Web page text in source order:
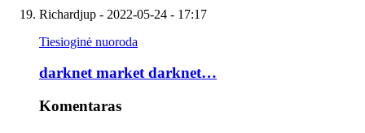
Richardjup - 2022-05-24 - 17:17
Tiesioginė nuoroda
darknet market darknet…
Komentaras